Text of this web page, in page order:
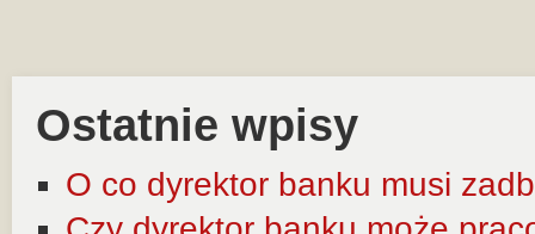
Ostatnie wpisy
O co dyrektor banku musi